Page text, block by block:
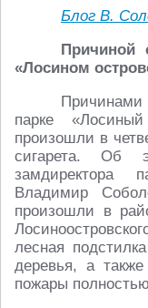
Блог В.
Причиной
«Лосином
Причинами
парке
произошли в
сигарета. Об
замдиректора
Владимир
произошли в
лесная
деревья, а
пожары